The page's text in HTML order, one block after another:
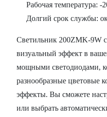
Рабочая температура: -
Долгий срок службы:
Светильник 200ZMK-9W
визуальный эффект в
мощными светодиодами,
разнообразные цветовые
эффекты. Вы сможете
или выбрать